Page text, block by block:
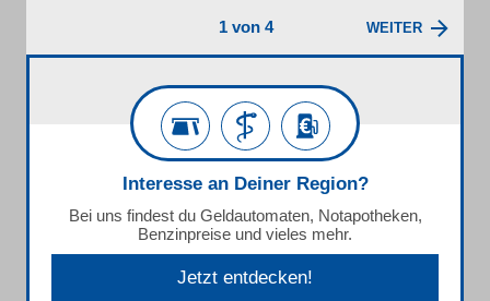
1 von 4 WEITER
Interesse an Deiner Region?
Bei uns findest du Geldautomaten, Notapotheken,
Benzinpreise und vieles mehr.
Jetzt entdecken!